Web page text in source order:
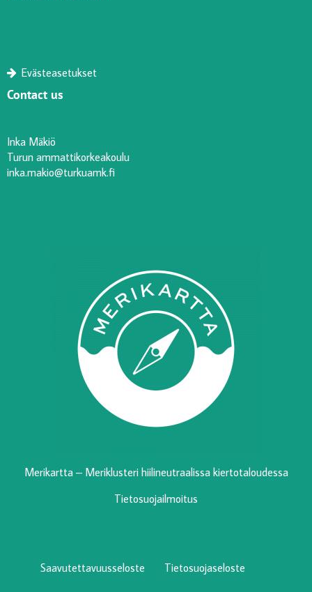
Evästeasetukset
Contact us
Inka Mäkiö
Turun ammattikorkeakoulu
inka.makio@turkuamk.fi
Merikartta – Meriklusteri hiilineutraalissa kiertotaloudessa
Tietosuojailmoitus
Saavutettavuusseloste Tietosuojaseloste